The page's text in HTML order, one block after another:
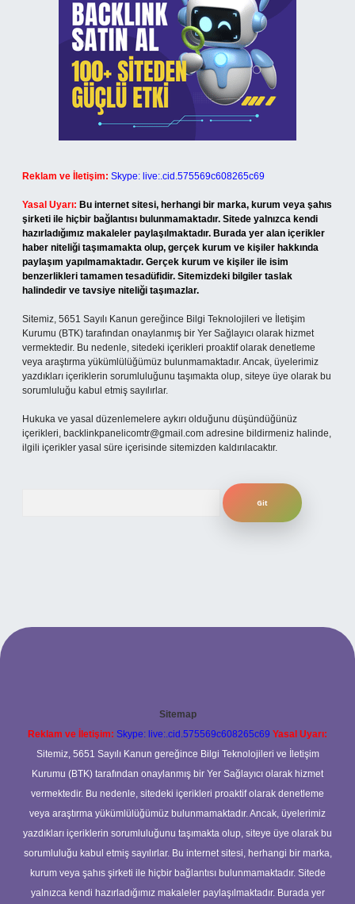
Reklam ve İletişim: Skype: live:.cid.575569c608265c69
Yasal Uyarı: Bu internet sitesi, herhangi bir marka, kurum veya şahıs
şirketi ile hiçbir bağlantısı bulunmamaktadır. Sitede yalnızca kendi
hazırladığımız makaleler paylaşılmaktadır. Burada yer alan içerikler
haber niteliği taşımamakta olup, gerçek kurum ve kişiler hakkında
paylaşım yapılmamaktadır. Gerçek kurum ve kişiler ile isim
benzerlikleri tamamen tesadüfidir. Sitemizdeki bilgiler taslak
halindedir ve tavsiye niteliği taşımazlar.
Sitemiz, 5651 Sayılı Kanun gereğince Bilgi Teknolojileri ve İletişim
Kurumu (BTK) tarafından onaylanmış bir Yer Sağlayıcı olarak hizmet
vermektedir. Bu nedenle, sitedeki içerikleri proaktif olarak denetleme
veya araştırma yükümlülüğümüz bulunmamaktadır. Ancak, üyelerimiz
yazdıkları içeriklerin sorumluluğunu taşımakta olup, siteye üye olarak bu
sorumluluğu kabul etmiş sayılırlar.
Hukuka ve yasal düzenlemelere aykırı olduğunu düşündüğünüz
içerikleri, backlinkpanelicomtr@gmail.com adresine bildirmeniz halinde,
ilgili içerikler yasal süre içerisinde sitemizden kaldırılacaktır.
Sitemap
Reklam ve İletişim: Skype: live:.cid.575569c608265c69 Yasal Uyarı:
Sitemiz, 5651 Sayılı Kanun gereğince Bilgi Teknolojileri ve İletişim
Kurumu (BTK) tarafından onaylanmış bir Yer Sağlayıcı olarak hizmet
vermektedir. Bu nedenle, sitedeki içerikleri proaktif olarak denetleme
veya araştırma yükümlülüğümüz bulunmamaktadır. Ancak, üyelerimiz
yazdıkları içeriklerin sorumluluğunu taşımakta olup, siteye üye olarak bu
sorumluluğu kabul etmiş sayılırlar. Bu internet sitesi, herhangi bir marka,
kurum veya şahıs şirketi ile hiçbir bağlantısı bulunmamaktadır. Sitede
yalnızca kendi hazırladığımız makaleler paylaşılmaktadır. Burada yer